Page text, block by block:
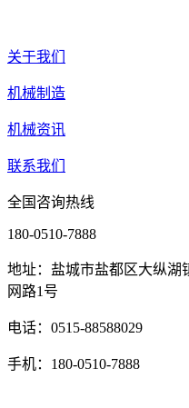
关于我们
机械制造
机械资讯
联系我们
全国咨询热线
180-0510-7888
地址：盐城市盐都区大纵湖
网路1号
电话：0515-88588029
手机：180-0510-7888